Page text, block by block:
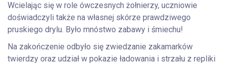
Wcielając się w role ówczesnych żołnierzy, uczniowie
doświadczyli także na własnej skórze prawdziwego
pruskiego drylu. Było mnóstwo zabawy i śmiechu!
Na zakończenie odbyło się zwiedzanie zakamarków
twierdzy oraz udział w pokazie ładowania i strzału z repliki